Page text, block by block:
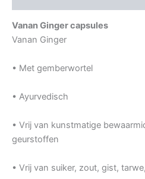
Vanan Ginger capsules
Vanan Ginger
• Met gemberwortel
• Ayurvedisch
• Vrij van kunstmatige
geurstoffen
• Vrij van suiker, zout, gist,